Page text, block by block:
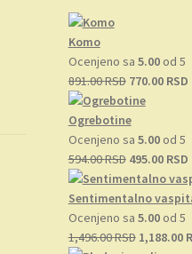
Komo
Ocenjeno sa 5.00od 5
891.00RSD Originalna
cena
je
bila:
891.00 RSD.
770.00 RSD
Ogrebotine
Ocenjeno sa 5.00od 5
594.00RSD Originalna
cena
je
bila:
594.00 RSD.
495.00 RSD
Sentimentalno
Ocenjeno sa 5.00od 5
1,496.00RSD Originalna
1,188.00